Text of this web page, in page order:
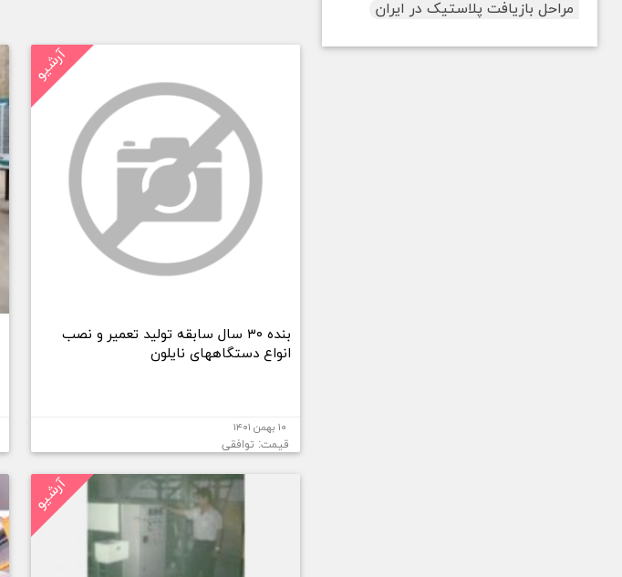
آرشیو
بنده ۳۰ سال سابقه تولید تعمیر و نصب
انواع دستگاههای نایلون
۱۰ بهمن ۱۴۰۱
قیمت: توافقی
آرشیو
مراحل بازیافت پلاستیک در ایران